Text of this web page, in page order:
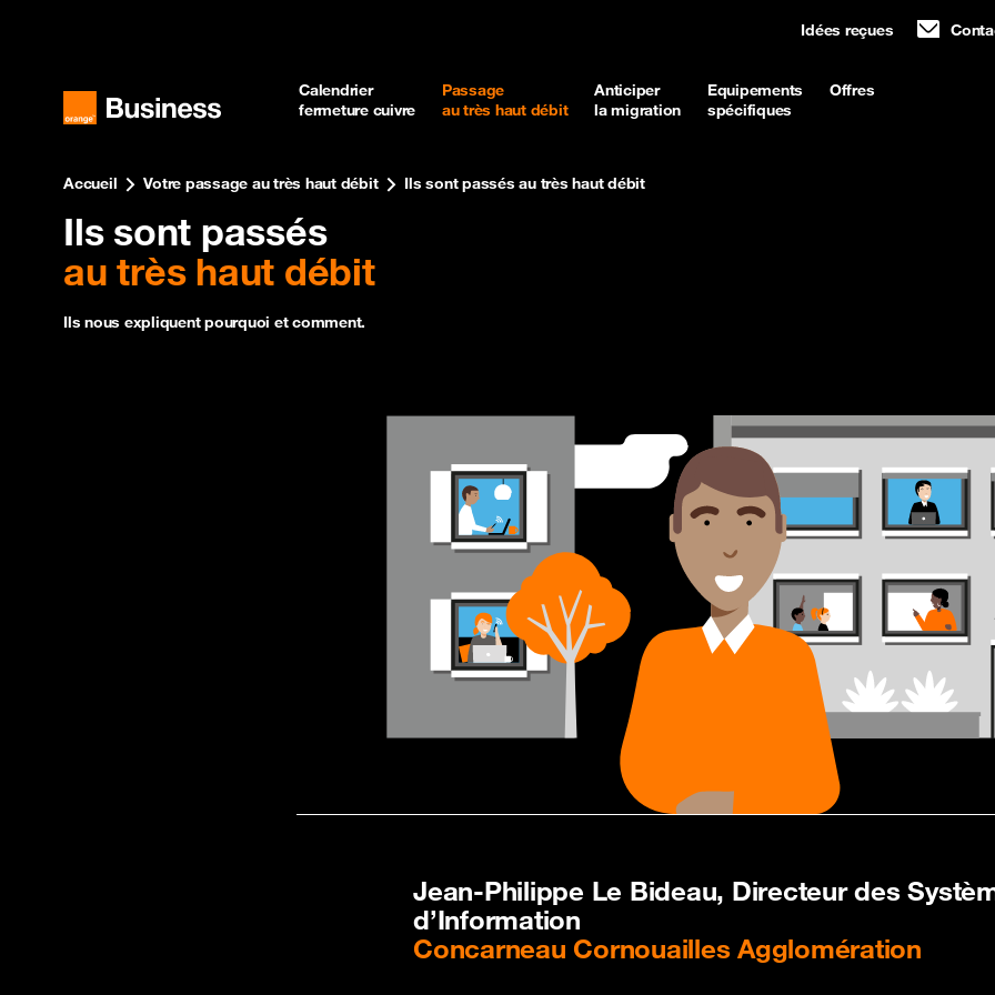
Idées reçues
Calendrier
fermeture cuivre
Passage
au très haut débit
Anticiper
la migration
Equipements
spécifiques
Offres
Accueil Votre passage au très haut débit Ils sont passés au très haut débit
Ils sont passés
au très haut débit
Ils nous expliquent pourquoi et comment.
Jean-Philippe Le Bideau, Directeur des
d’Information
Concarneau Cornouailles Agglomération